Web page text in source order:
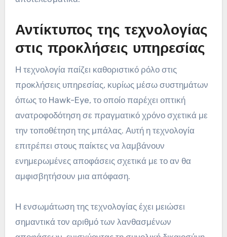
Αντίκτυπος της τεχνολογίας
στις προκλήσεις υπηρεσίας
Η τεχνολογία παίζει καθοριστικό ρόλο στις
προκλήσεις υπηρεσίας, κυρίως μέσω συστημάτων
όπως το Hawk-Eye, το οποίο παρέχει οπτική
ανατροφοδότηση σε πραγματικό χρόνο σχετικά με
την τοποθέτηση της μπάλας. Αυτή η τεχνολογία
επιτρέπει στους παίκτες να λαμβάνουν
ενημερωμένες αποφάσεις σχετικά με το αν θα
αμφισβητήσουν μια απόφαση.
Η ενσωμάτωση της τεχνολογίας έχει μειώσει
σημαντικά τον αριθμό των λανθασμένων